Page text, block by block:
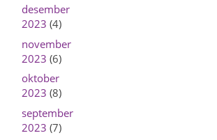
desember
2023 (4)
november
2023 (6)
oktober
2023 (8)
september
2023 (7)